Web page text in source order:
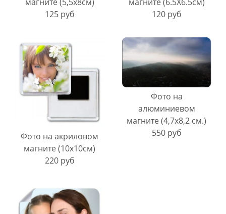
125 руб
120 руб
Фото на акриловом
магните (10х10см)
220 руб
Фото на
алюминиевом
магните (4,7х8,2 см.)
550 руб